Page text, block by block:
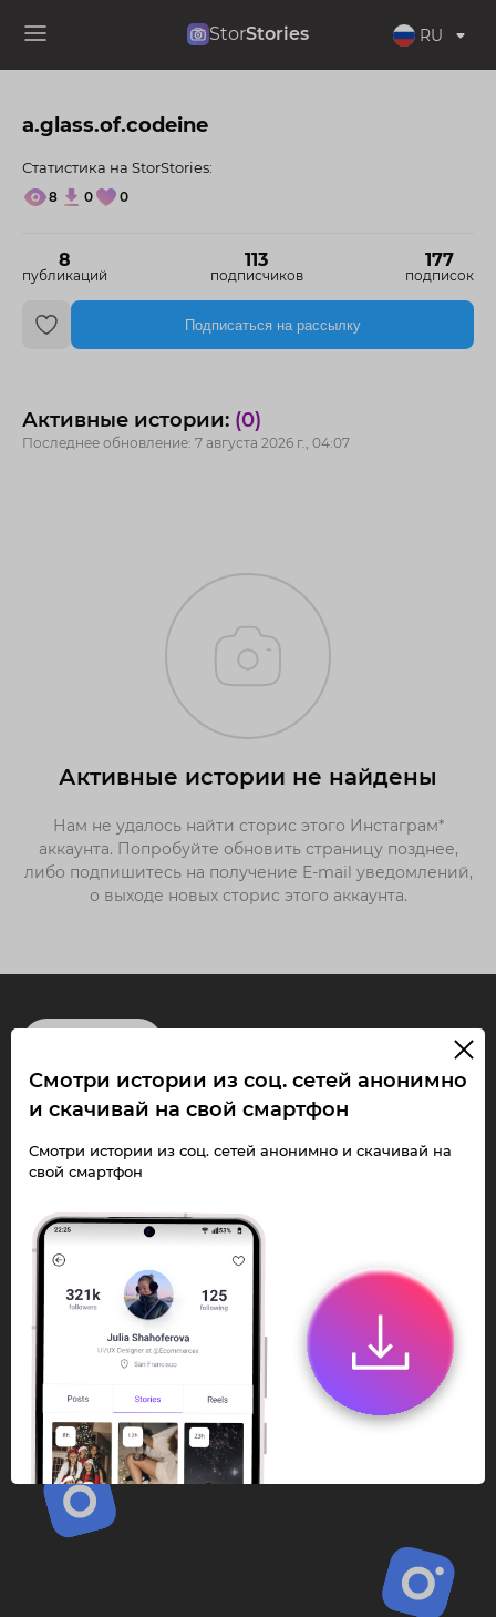
StorStories RU
a.glass.of.codeine
8
публикаций
113
подписчиков
177
подписок
Статистика на StorStories:
8 0 0
Подписаться на рассылку
Активные истории: (0)
Последнее обновление: 7 августа 2026 г., 04:07
Активные истории не найдены
Нам не удалось найти сторис этого Инстаграм*
аккаунта. Попробуйте обновить страницу позднее,
либо подпишитесь на получение E-mail уведомлений,
о выходе новых сторис этого аккаунта.
Смотри Stories и
скачивай Reels без
ограничений!
Переходи в ИнстаПай бот - смотри и
скачивай
Stories Reels
анонимно в чате
или Telegram-приложении.
Быстро, просто и удобно.
Перейти к боту
Смотри истории из соц. сетей анонимно
и скачивай на свой смартфон
Смотри истории из соц. сетей анонимно и скачивай на
свой смартфон